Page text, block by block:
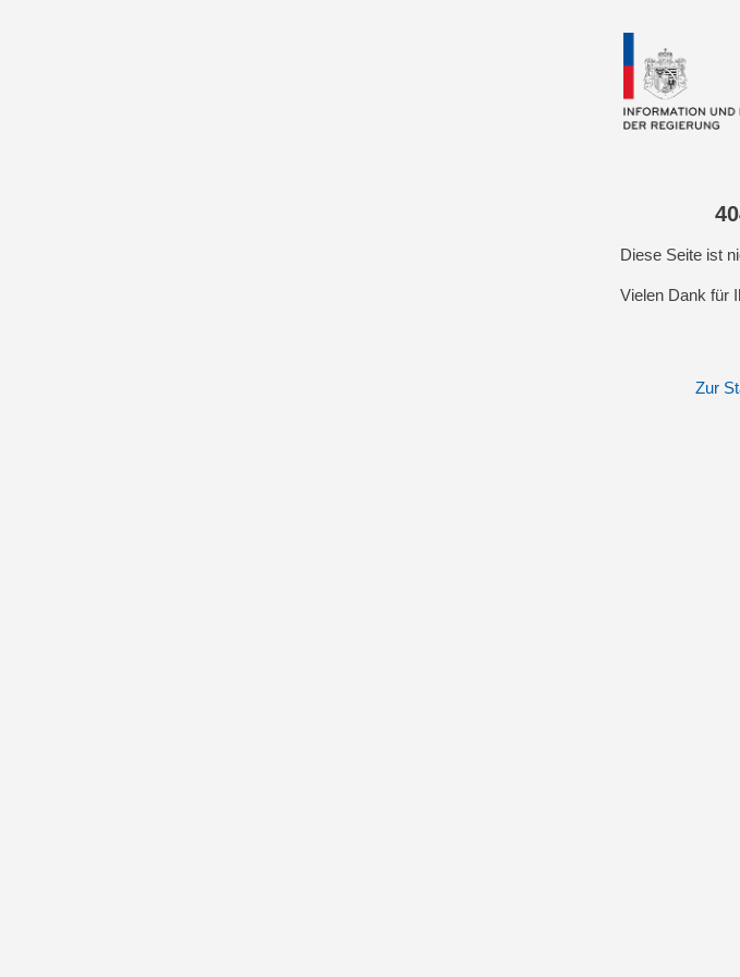
Diese Seite ist
Vielen Dank für
Zur